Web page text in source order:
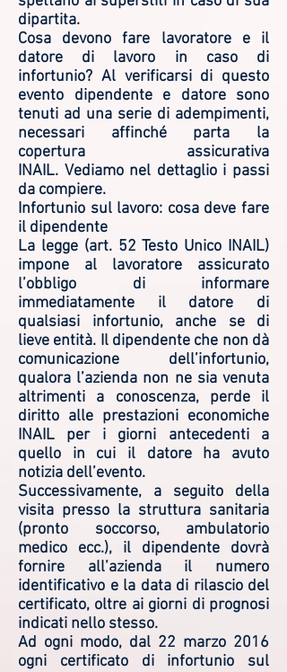
dipartita.
Cosa devono fare lavoratore e il
datore di lavoro in caso di
infortunio? Al verificarsi di questo
evento dipendente e datore sono
tenuti ad una serie di adempimenti,
necessari affinché parta la
copertura assicurativa
INAIL. Vediamo nel dettaglio i passi
da compiere.
Infortunio sul lavoro: cosa deve fare
il dipendente
La legge (art. 52 Testo Unico INAIL)
impone al lavoratore assicurato
l’obbligo di informare
immediatamente il datore di
qualsiasi infortunio, anche se di
lieve entità. Il dipendente che non dà
comunicazione dell’infortunio,
qualora l’azienda non ne sia venuta
altrimenti a conoscenza, perde il
diritto alle prestazioni economiche
INAIL per i giorni antecedenti a
quello in cui il datore ha avuto
notizia dell’evento.
Successivamente, a seguito della
visita presso la struttura sanitaria
(pronto soccorso, ambulatorio
medico ecc.), il dipendente dovrà
fornire all’azienda il numero
identificativo e la data di rilascio del
certificato, oltre ai giorni di prognosi
indicati nello stesso.
Ad ogni modo, dal 22 marzo 2016
ogni certificato di infortunio sul